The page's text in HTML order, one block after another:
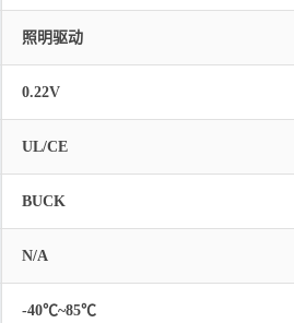
照明驱动
0.22V
UL/CE
BUCK
N/A
-40℃~85℃